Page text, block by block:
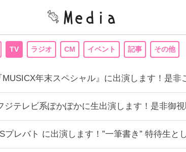
TV ラジオ CM イベント 記事 その他
年末スペシャル』に出演します！是非
テレビ系ぽかぽかに生出演します！是非御視
レバト に出演します！”一筆書き” 特待生と